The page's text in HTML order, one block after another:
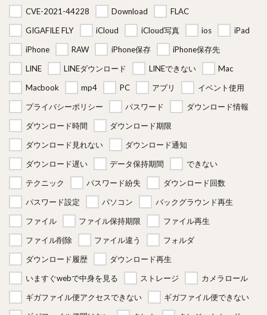
CVE-2021-44228
Download
FLAC
GIGAFILE FLY
iCloud iCloud写真 ios
iPad
iPhone
RAW iPhone保存
iPhone保存先
LINE
LINEダウンロード LINEできない
Mac
Macbook
mp4 PC アプリ
イベント使用
プライバシーポリシー
パスワード
ダウンロード情報
ダウンロード時間
ダウンロード期限
ダウンロード見れない
ダウンロード通知
ダウンロード遅い
データ保持期間
できない
テクニック
パスワード紛失
ダウンロード回数
パスワード設定
パソコン
バックグラウンド再生
ファイル
ファイル保持期限
ファイル再生
ファイル削除
ファイル違う
フォルダ
ダウンロード履歴
ダウンロード再生
いますぐwebで中身を見る
ストレージ
カメラロール
ギガファイル便アクセスできない
ギガファイル便できない